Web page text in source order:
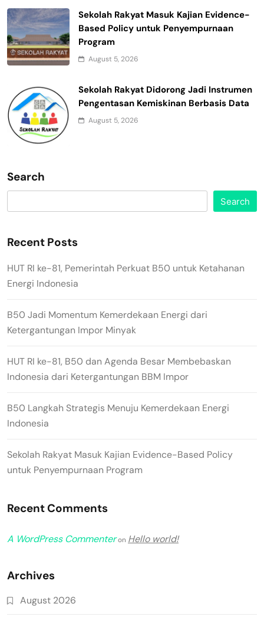
Sekolah Rakyat Masuk Kajian Evidence-
Based Policy untuk Penyempurnaan
Program
August 5, 2026
Sekolah Rakyat Didorong Jadi Instrumen
Pengentasan Kemiskinan Berbasis Data
August 5, 2026
Search
Search
Recent Posts
HUT RI ke-81, Pemerintah Perkuat B50 untuk Ketahanan
Energi Indonesia
B50 Jadi Momentum Kemerdekaan Energi dari
Ketergantungan Impor Minyak
HUT RI ke-81, B50 dan Agenda Besar Membebaskan
Indonesia dari Ketergantungan BBM Impor
B50 Langkah Strategis Menuju Kemerdekaan Energi
Indonesia
Sekolah Rakyat Masuk Kajian Evidence-Based Policy
untuk Penyempurnaan Program
Recent Comments
A WordPress Commenteron Hello world!
Archives
August 2026